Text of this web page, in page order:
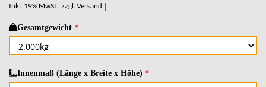
Inkl. 19% MwSt., zzgl. Versand |
Gesamtgewicht
Innenmaß (Länge x Breite x Höhe)